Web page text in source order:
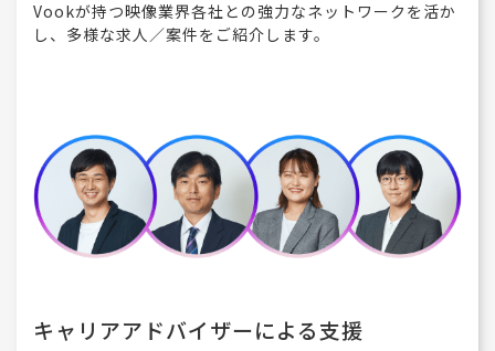
Vookが持つ映像業界各社との強力なネットワークを活か
し、多様な求人／案件をご紹介します。
キャリアアドバイザーによる支援